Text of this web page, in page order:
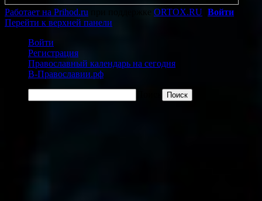
Работает на Prihod.ru ORTOX.RU Войти
Перейти к верхней панели
Войти
Регистрация
Православный календарь на сегодня
В-Православии.рф